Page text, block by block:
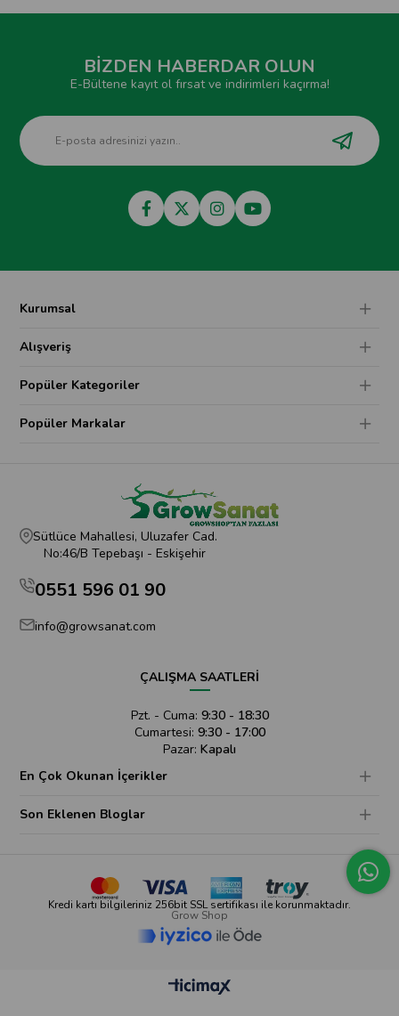
BİZDEN HABERDAR OLUN
E-Bültene kayıt ol fırsat ve indirimleri kaçırma!
Kurumsal
Alışveriş
Popüler Kategoriler
Popüler Markalar
Sütlüce Mahallesi, Uluzafer Cad.
No:46/B Tepebaşı - Eskişehir
0551 596 01 90
info@growsanat.com
ÇALIŞMA SAATLERİ
Pzt. - Cuma: 9:30 - 18:30
Cumartesi: 9:30 - 17:00
Pazar: Kapalı
En Çok Okunan İçerikler
Son Eklenen Bloglar
Kredi kartı bilgileriniz 256bit SSL sertifikası ile korunmaktadır.
Grow Shop